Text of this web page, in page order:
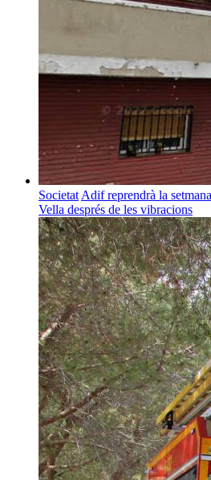
Societat Adif reprendrà la
Vella després de les vibracions